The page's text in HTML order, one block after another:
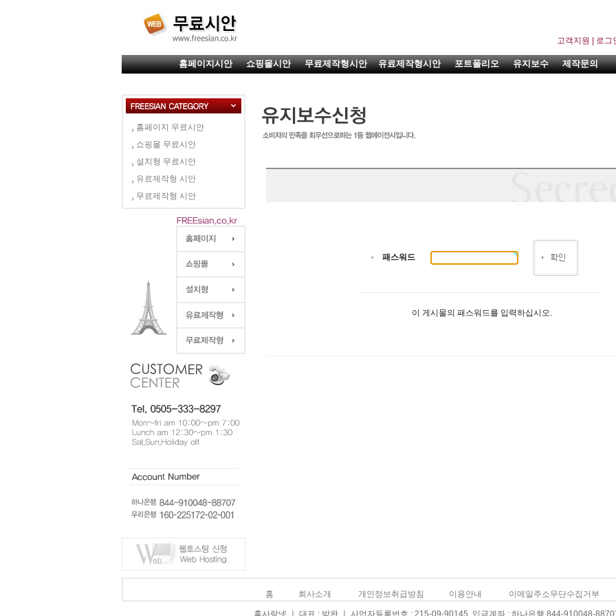
고객지원 로그
홈페이지시안 쇼핑몰시안 무료제작형시안 유료제작형시안 포트폴리오 유지보수 제작문의
홈페이지 무료시안
쇼핑몰 무료시안
설치형 무료시안
유료제작형 시안
무료제작형 시안
패스워드
이 게시물의 패스워드를 입력하십시오.
홈 회사소개 개인정보취급방침 이용안내 이메일주소무단수집거부
홈사랑넷 ㅣ 대표 : 박완 ㅣ 사업자등록번호 : 215-09-90145 입금계좌 : 하나은행 844-910048-